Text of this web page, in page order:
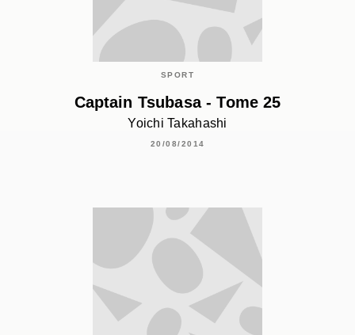
SPORT
Captain Tsubasa - Tome 25
Yoichi Takahashi
20/08/2014